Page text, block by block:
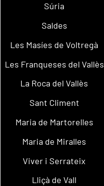
Súria
Saldes
Les Masíes de Voltregà
Les Franqueses del Vallès
La Roca del Vallès
Sant Climent
Maria de Martorelles
Maria de Miralles
Viver i Serrateix
Lliçà de Vall